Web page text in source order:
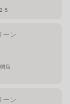
5
ーン
店
ーン